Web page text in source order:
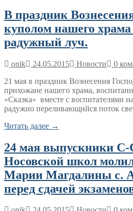
В праздник
куполом нашего
радужный луч.
onik 24.05.2015 Новости
0
21 мая в праздник Вознесения
прихожане нашего храма,
«Сказка» вместе с воспитателями
радужно переливающийся поток
Читать далее →
24 мая выпускники С-
Носовской школ
Марии Магдалины с.
перед сдачей